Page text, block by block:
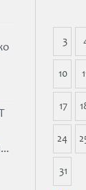
3
10
17
24
31